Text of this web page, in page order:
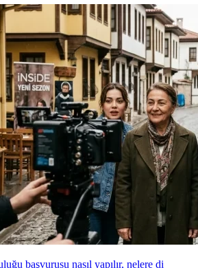
başvurusu nasıl yapılır, nelere di